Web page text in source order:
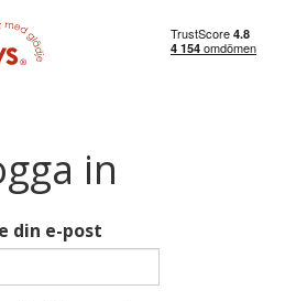
in
din e-post